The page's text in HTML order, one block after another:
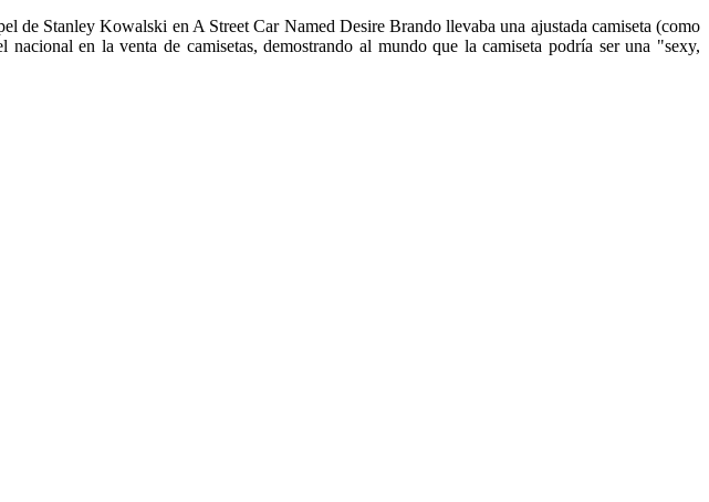
de Stanley Kowalski en A Street Car Named Desire Brando llevaba una ajustada camiseta (como
en la venta de camisetas, demostrando al mundo que la camiseta podría ser una "sexy,